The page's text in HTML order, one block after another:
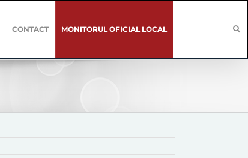
CONTACT MONITORUL OFICIAL LOCAL